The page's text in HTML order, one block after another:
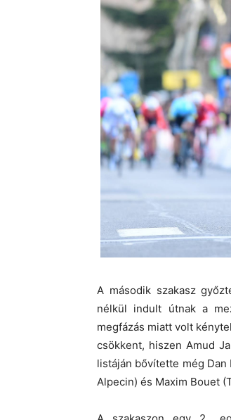
A második szakasz
nélkül indult útnak a
megfázás miatt volt
csökkent, hiszen Amud
listáján bővítette még Dan
Alpecin) és Maxim Bouet